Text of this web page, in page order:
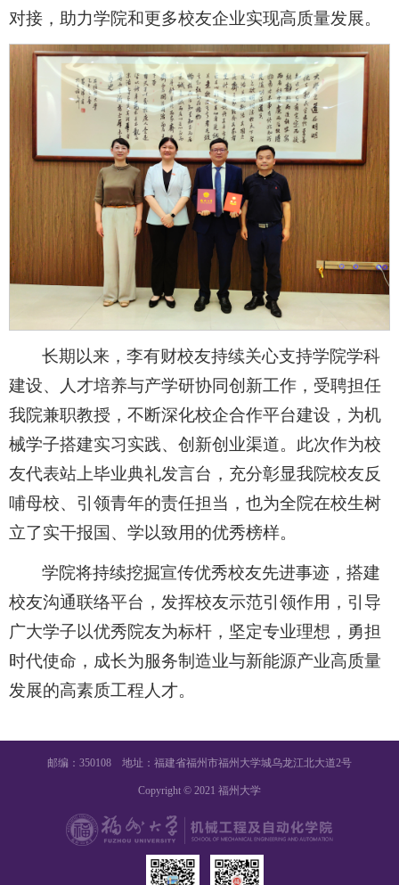
对接，助力学院和更多校友企业实现高质量发展。
长期以来，李有财校友持续关心支持学院学科
建设、人才培养与产学研协同创新工作，受聘担任
我院兼职教授，不断深化校企合作平台建设，为机
械学子搭建实习实践、创新创业渠道。此次作为校
友代表站上毕业典礼发言台，充分彰显我院校友反
哺母校、引领青年的责任担当，也为全院在校生树
立了实干报国、学以致用的优秀榜样。
学院将持续挖掘宣传优秀校友先进事迹，搭建
校友沟通联络平台，发挥校友示范引领作用，引导
广大学子以优秀院友为标杆，坚定专业理想，勇担
时代使命，成长为服务制造业与新能源产业高质量
发展的高素质工程人才。
邮编：350108 地址：福建省福州市福州大学城乌龙江北大道2号
Copyright © 2021 福州大学